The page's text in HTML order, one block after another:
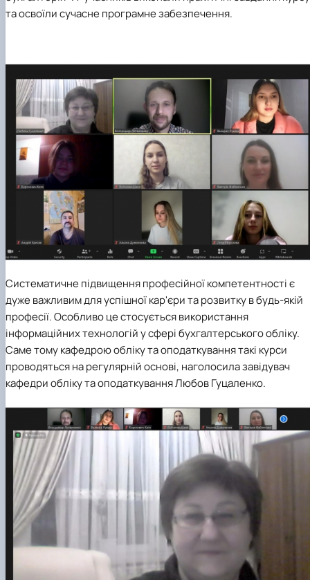
Проєкт «Розвиток лідерських навичок жінок
та мереж для забезпечення рівності у …
та освоїли сучасне програмне забезпечення.
Систематичне підвищення професійної компетентності є
дуже важливим для успішної кар'єри та розвитку в будь-якій
професії. Особливо це стосується використання
інформаційних технологій у сфері бухгалтерського обліку.
Саме тому кафедрою обліку та оподаткування такі курси
проводяться на регулярній основі, наголосила завідувач
кафедри обліку та оподаткування Любов Гуцаленко.